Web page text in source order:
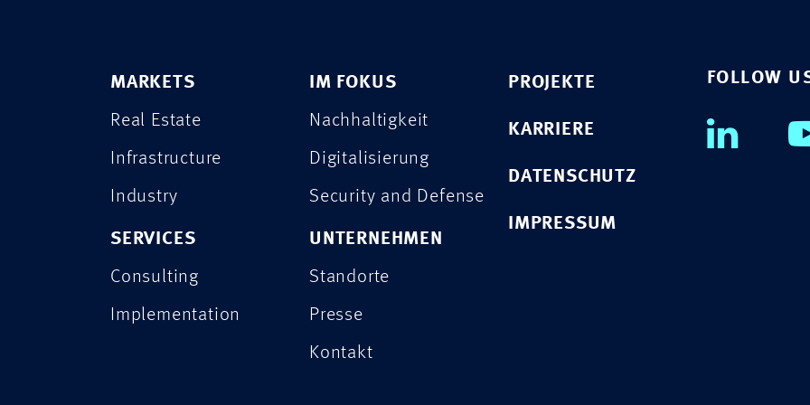
MARKETS
Real Estate
Infrastructure
Industry
SERVICES
Consulting
Implementation
IM FOKUS
Nachhaltigkeit
Digitalisierung
Security and Defense
UNTERNEHMEN
Standorte
Presse
Kontakt
PROJEKTE
KARRIERE
DATENSCHUTZ
IMPRESSUM
FOLLOW